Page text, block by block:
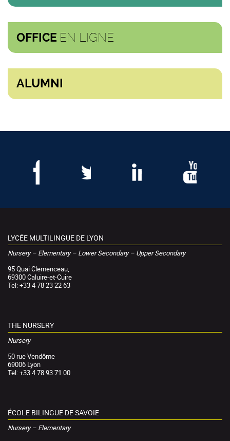
OFFICE EN LIGNE
ALUMNI
LYCÉE MULTILINGUE DE LYON
Nursery – Elementary – Lower Secondary – Upper Secondary
95 Quai Clemenceau,
69300 Caluire-et-Cuire
Tel: +33 4 78 23 22 63
THE NURSERY
Nursery
50 rue Vendôme
69006 Lyon
Tel: +33 4 78 93 71 00
ÉCOLE BILINGUE DE SAVOIE
Nursery – Elementary